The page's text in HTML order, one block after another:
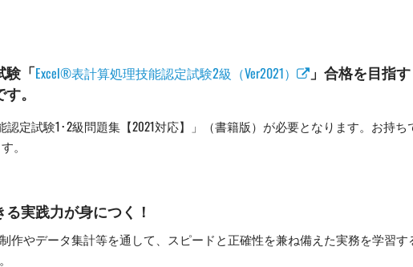
験「Excel®表計算処理技能認定試験2級（Ver2021）
」合格を目指す
。
定試験1･2級問題集【2021対応】」（書籍版）が必要となります。お持ち
。
実践力が身につく！
作やデータ集計等を通して、スピードと正確性を兼ね備えた実務を学習す